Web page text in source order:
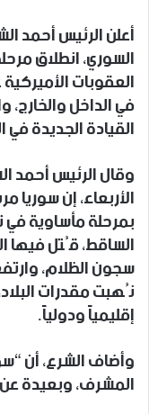
أعلن الرئيس أحمد
السوري، انطلاق
العقوبات
في الداخل
القيادة الجديدة في
وقال الرئيس أحمد
الأربعاء، إن
بمرحلة مأساوية
الساقط، قُتل
سجون الظلام،
نُهبت مقدرات
إقليمياً ودولياً.
وأضاف الشرع، أن
المشرف، وبعيدة